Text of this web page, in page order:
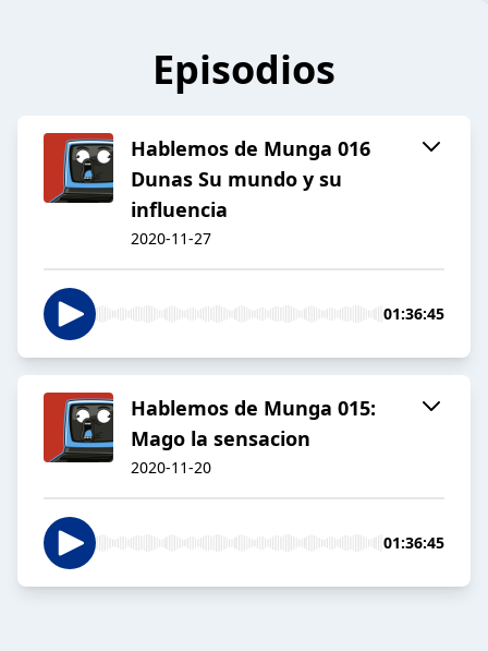
Episodios
Hablemos de Munga 016
Dunas Su mundo y su
influencia
2020-11-27
01:36:45
Hablemos de Munga 015:
Mago la sensacion
2020-11-20
01:36:45